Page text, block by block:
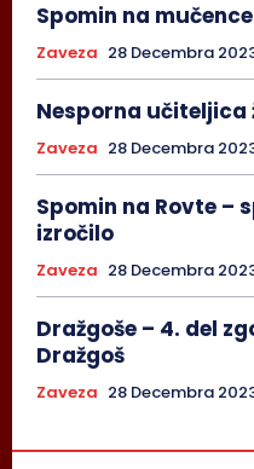
Spomin na
Zaveza 28 Decembra
Nesporna učiteljica
Zaveza 28 Decembra
Spomin na Rovte –
izročilo
Zaveza 28 Decembra
Dražgoše – 4. del
Dražgoš
Zaveza 28 Decembra